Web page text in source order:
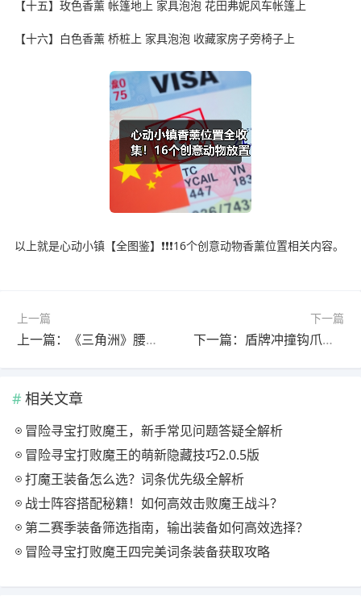
【十五】玫色香薰 帐篷地上 家具泡泡 花田弗妮风车帐篷上
【十六】白色香薰 桥桩上 家具泡泡 收藏家房子旁椅子上
以上就是心动小镇【全图鉴】❗❗❗16个创意动物香薰位置相关内容。
上一篇
上一篇：《三角洲》腰射改枪怎么选？20w左右高性价比方案全揭秘
下一篇
下一篇：盾牌冲撞钩爪钩人，深蓝连招技巧全解析
相关文章
冒险寻宝打败魔王，新手常见问题答疑全解析
冒险寻宝打败魔王的萌新隐藏技巧2.0.5版
打魔王装备怎么选？词条优先级全解析
战士阵容搭配秘籍！如何高效击败魔王战斗？
第二赛季装备筛选指南，输出装备如何高效选择？
冒险寻宝打败魔王四完美词条装备获取攻略